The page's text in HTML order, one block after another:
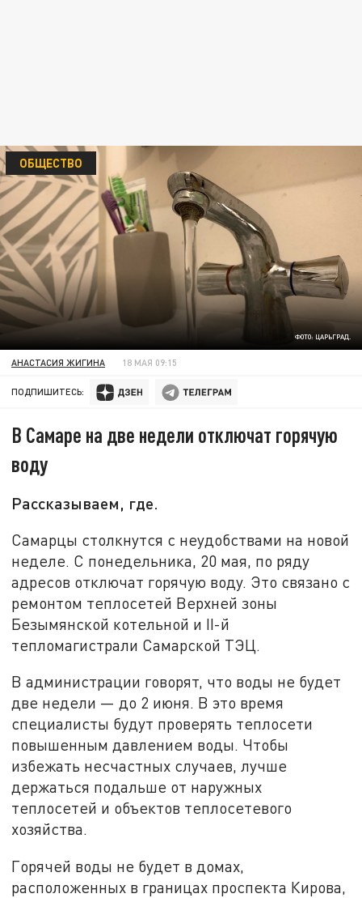
ФОТО: ЦАРЬГРАД.
ОБЩЕСТВО
АНАСТАСИЯ ЖИГИНА 18 МАЯ 09:15
ПОДПИШИТЕСЬ:
В Самаре на две недели отключат горячую
воду
Рассказываем, где.
Самарцы столкнутся с неудобствами на новой
неделе. С понедельника, 20 мая, по ряду
адресов отключат горячую воду. Это связано с
ремонтом теплосетей Верхней зоны
Безымянской котельной и II-й
тепломагистрали Самарской ТЭЦ.
В администрации говорят, что воды не будет
две недели — до 2 июня. В это время
специалисты будут проверять теплосети
повышенным давлением воды. Чтобы
избежать несчастных случаев, лучше
держаться подальше от наружных
теплосетей и объектов теплосетевого
хозяйства.
Горячей воды не будет в домах,
расположенных в границах проспекта Кирова,